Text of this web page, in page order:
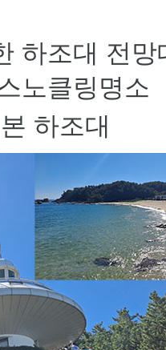
하조대 전망
노클링명소
하조대